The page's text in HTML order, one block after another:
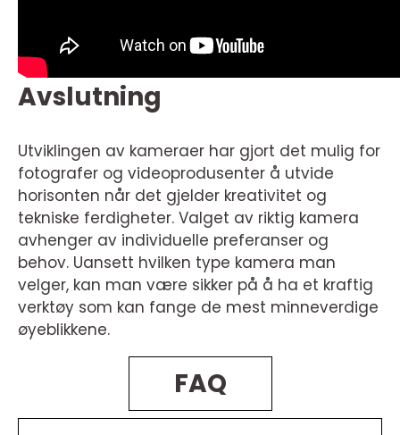
Avslutning
Utviklingen av kameraer har gjort det mulig for
fotografer og videoprodusenter å utvide
horisonten når det gjelder kreativitet og
tekniske ferdigheter. Valget av riktig kamera
avhenger av individuelle preferanser og
behov. Uansett hvilken type kamera man
velger, kan man være sikker på å ha et kraftig
verktøy som kan fange de mest minneverdige
øyeblikkene.
FAQ